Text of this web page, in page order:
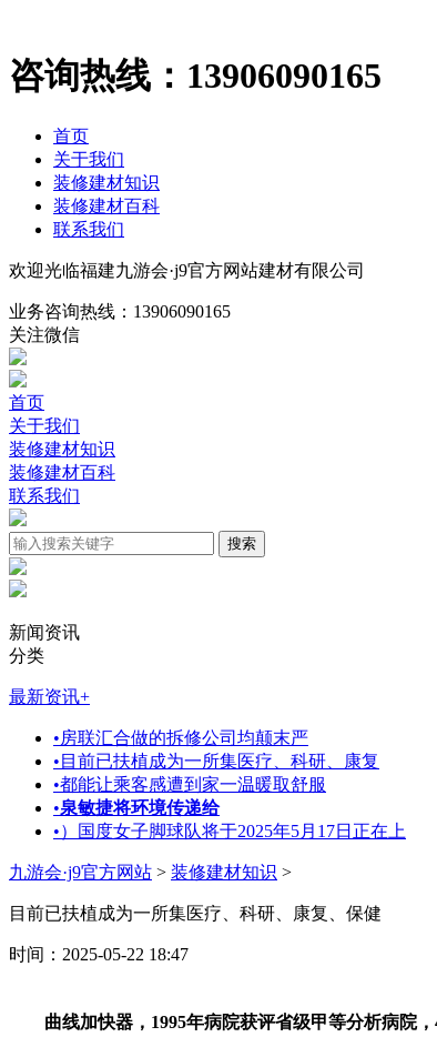
咨询热线： 13906090165
首页
关于我们
装修建材知识
装修建材百科
联系我们
欢迎光临福建九游会·j9官方网站建材有限公司
业务咨询热线： 13906090165
关注微信
首页
关于我们
装修建材知识
装修建材百科
联系我们
新闻资讯
分类
最新资讯+
•房联汇合做的拆修公司均颠末严
• 目前已扶植成为一所集医疗、科研、康复
•都能让乘客感遭到家一温暖取舒服
•泉敏捷将环境传递给
•）国度女子脚球队将于2025年5月17日正在上
九游会·j9官方网站 > 装修建材知识 >
目前已扶植成为一所集医疗、科研、康复、保健
时间：2025-05-22 18:47
曲线加快器，1995年病院获评省级甲等分析病院，